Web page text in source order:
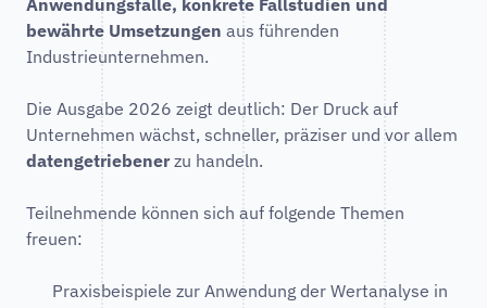
Anwendungsfälle, konkrete Fallstudien und
bewährte Umsetzungen aus führenden
Industrieunternehmen.
Die Ausgabe 2026 zeigt deutlich: Der Druck auf
Unternehmen wächst, schneller, präziser und vor allem
datengetriebener zu handeln.
Teilnehmende können sich auf folgende Themen
freuen:
Praxisbeispiele zur Anwendung der Wertanalyse in